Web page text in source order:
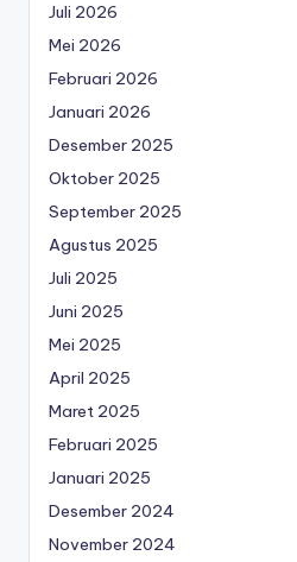
Juli 2026
Mei 2026
Februari 2026
Januari 2026
Desember 2025
Oktober 2025
September 2025
Agustus 2025
Juli 2025
Juni 2025
Mei 2025
April 2025
Maret 2025
Februari 2025
Januari 2025
Desember 2024
November 2024